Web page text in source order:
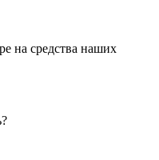
на средства наших